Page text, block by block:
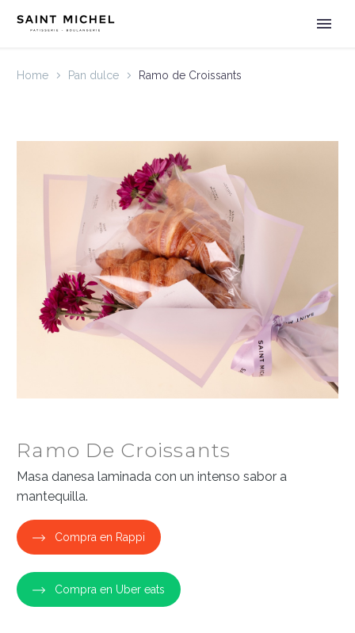
Home Pan dulce Ramo de Croissants
Ramo De Croissants
Masa danesa laminada con un intenso sabor a
mantequilla.
Compra en Rappi
Compra en Uber eats